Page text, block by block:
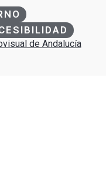
de Andalucía